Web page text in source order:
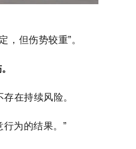
但伤势较重”。
在持续风险。
为的结果。”